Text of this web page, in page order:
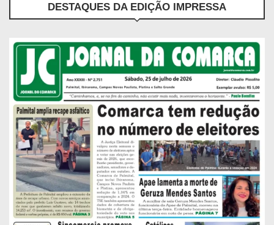
DESTAQUES DA EDIÇÃO IMPRESSA